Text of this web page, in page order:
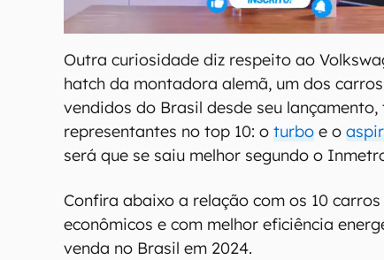
Outra curiosidade diz respeito ao
hatch da montadora alemã, um dos
vendidos do Brasil desde seu lançamento,
representantes no top 10: oturbo e o
será que se saiu melhor segundo o
Confira abaixo a relação com os 10
econômicos e com melhor eficiência
venda no Brasil em 2024.